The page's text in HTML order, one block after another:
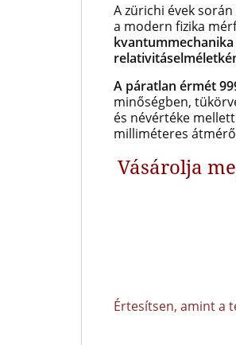
A zürichi évek
a modern fizika
A páratlan érmét
minőségben,
és névértéke
milliméteres
Vásárolja
Értesítsen, amint a